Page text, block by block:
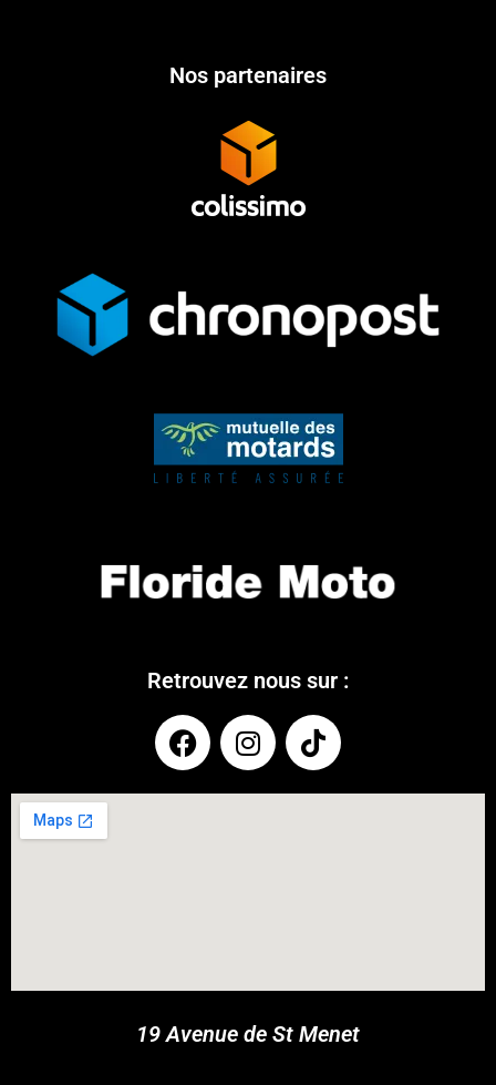
Nos partenaires
Retrouvez nous sur :
19 Avenue de St Menet